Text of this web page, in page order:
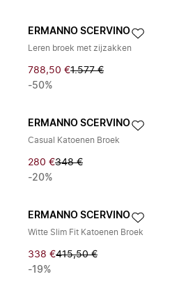
ERMANNO SCERVINO
Leren broek met zijzakken
788,50 €1.577 €
-50%
ERMANNO SCERVINO
Casual Katoenen Broek
280 €348 €
-20%
ERMANNO SCERVINO
Witte Slim Fit Katoenen Broek
338 €415,50 €
-19%